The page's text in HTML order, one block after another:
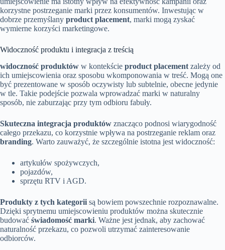
korzystne postrzeganie marki przez konsumentów. Inwestując w
dobrze przemyślany product placement, marki mogą zyskać
wymierne korzyści marketingowe.
Widoczność produktu i integracja z treścią
widoczność produktów w kontekście product placement zależy od
ich umiejscowienia oraz sposobu wkomponowania w treść. Mogą one
być prezentowane w sposób oczywisty lub subtelnie, obecne jedynie
w tle. Takie podejście pozwala wprowadzać marki w naturalny
sposób, nie zaburzając przy tym odbioru fabuły.
Skuteczna integracja produktów znacząco podnosi wiarygodność
całego przekazu, co korzystnie wpływa na postrzeganie reklam oraz
branding. Warto zauważyć, że szczególnie istotna jest widoczność:
artykułów spożywczych,
pojazdów,
sprzętu RTV i AGD.
Produkty z tych kategorii są bowiem powszechnie rozpoznawalne.
Dzięki sprytnemu umiejscowieniu produktów można skutecznie
budować świadomość marki. Ważne jest jednak, aby zachować
naturalność przekazu, co pozwoli utrzymać zainteresowanie
odbiorców.